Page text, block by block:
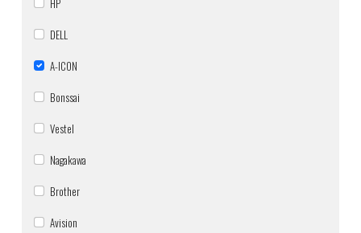
DELL
A-ICON
Bonssai
Vestel
Nagakawa
Brother
Avision